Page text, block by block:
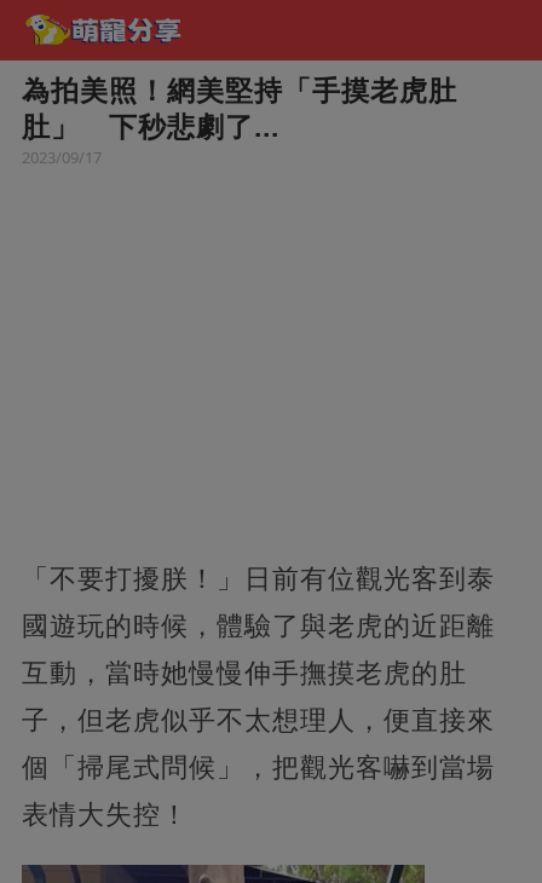
為拍美照！網美堅持「手摸老虎肚
肚」 下秒悲劇了...
2023/09/17
「不要打擾朕！」日前有位觀光客到泰
國遊玩的時候，體驗了與老虎的近距離
互動，當時她慢慢伸手撫摸老虎的肚
子，但老虎似乎不太想理人，便直接來
個「掃尾式問候」，把觀光客嚇到當場
表情大失控！